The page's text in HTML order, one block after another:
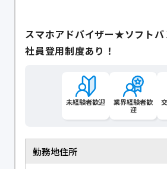
スマホアドバイザー★ソフト
社員登用制度あり！
未経験者歓迎
業界経験者歓
迎
勤務地住所